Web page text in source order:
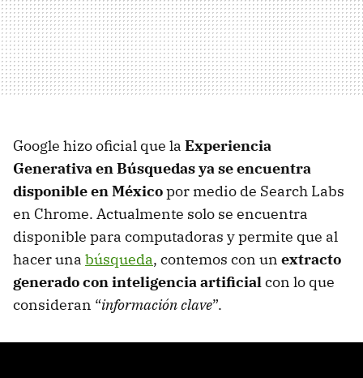
Google hizo oficial que la Experiencia
Generativa en Búsquedas ya se encuentra
disponible en Méxicopor medio de Search Labs
en Chrome. Actualmente solo se encuentra
disponible para computadoras y permite que al
hacer una búsqueda, contemos con un extracto
generado con inteligencia artificialcon lo que
consideran “información clave”.